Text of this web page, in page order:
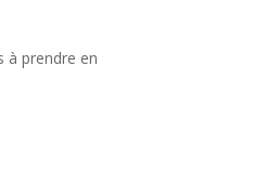
à prendre en